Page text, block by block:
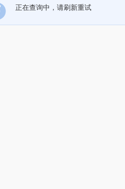
正在查询中，请刷新重试